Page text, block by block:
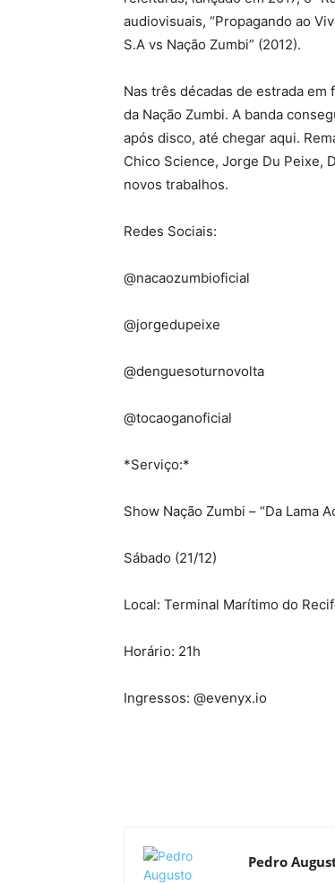
audiovisuais, “Propagando ao
S.A vs Nação Zumbi” (2012).
Nas três décadas de estrada
da Nação Zumbi. A banda
após disco, até chegar aqui.
Chico Science, Jorge Du Peixe,
novos trabalhos.
Redes Sociais:
@nacaozumbioficial
@jorgedupeixe
@denguesoturnovolta
@tocaoganoficial
*Serviço:*
Show Nação Zumbi – “Da Lama
Sábado (21/12)
Local: Terminal Marítimo do
Horário: 21h
Ingressos: @evenyx.io
Pedro